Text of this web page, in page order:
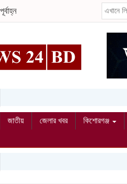
জাতীয় জেলার খবর কিশোরগঞ্জ